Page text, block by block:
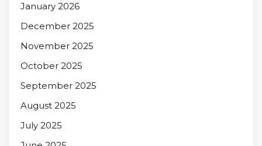
January 2026
December 2025
November 2025
October 2025
September 2025
August 2025
July 2025